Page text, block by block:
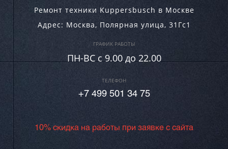
Ремонт техники Kuppersbusch в Москве
Адрес: Москва, Полярная улица, 31Гс1
ГРАФИК РАБОТЫ
ПН-ВC c 9.00 до 22.00
ТЕЛЕФОН
+7 499 501 34 75
10% скидка на работы при заявке с сайта